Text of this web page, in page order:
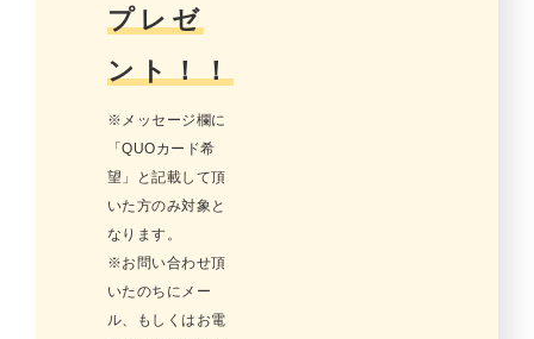
プレゼ
ント！！
※メッセージ欄に
「QUOカード希
望」と記載して頂
いた方のみ対象と
なります。
※お問い合わせ頂
いたのちにメー
ル、もしくはお電